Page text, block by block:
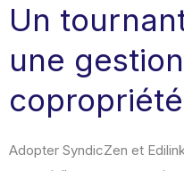
Un
une
Adopter SyndicZen et